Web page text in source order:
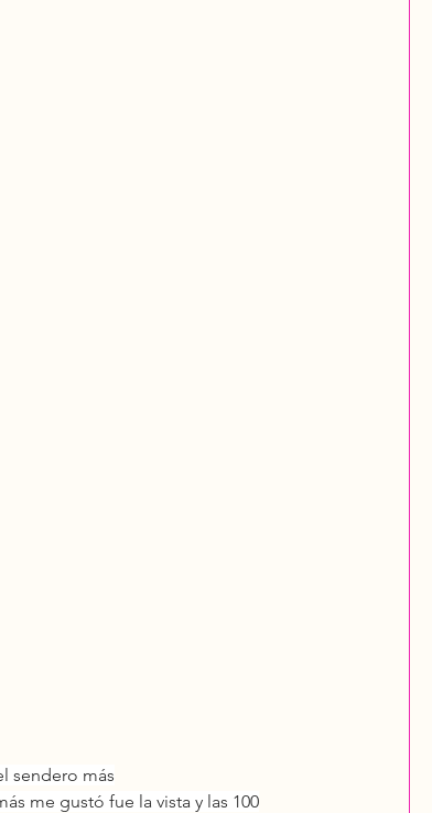
sendero más
me gustó fue la vista y las 100